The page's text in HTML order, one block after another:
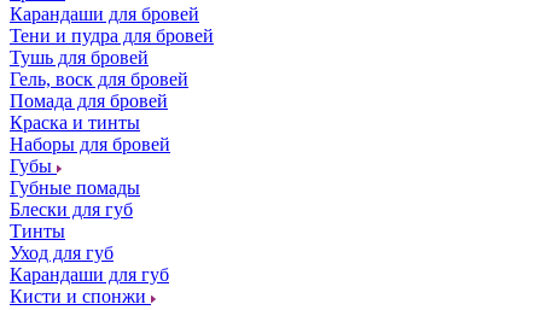
Карандаши для бровей
Тени и пудра для бровей
Тушь для бровей
Гель, воск для бровей
Помада для бровей
Краска и тинты
Наборы для бровей
Губы
Губные помады
Блески для губ
Тинты
Уход для губ
Карандаши для губ
Кисти и спонжи